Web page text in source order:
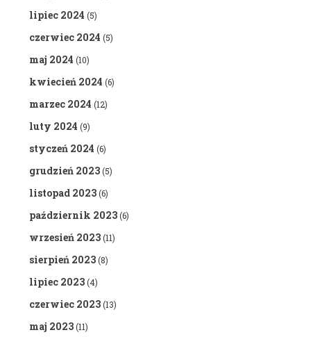
lipiec 2024 (5)
czerwiec 2024 (5)
maj 2024 (10)
kwiecień 2024 (6)
marzec 2024 (12)
luty 2024 (9)
styczeń 2024 (6)
grudzień 2023(5)
listopad 2023(6)
październik 2023(6)
wrzesień 2023(11)
sierpień 2023(8)
lipiec 2023(4)
czerwiec 2023(13)
maj 2023(11)